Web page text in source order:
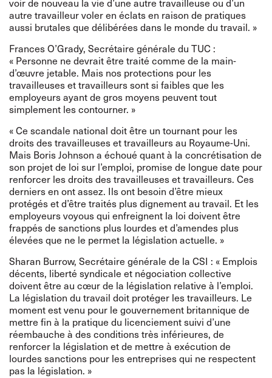
autre travailleur voler en éclats en raison de pratiques
aussi brutales que délibérées dans le monde du travail. »
Frances O’Grady, Secrétaire générale du TUC :
« Personne ne devrait être traité comme de la main-
d’œuvre jetable. Mais nos protections pour les
travailleuses et travailleurs sont si faibles que les
employeurs ayant de gros moyens peuvent tout
simplement les contourner. »
« Ce scandale national doit être un tournant pour les
droits des travailleuses et travailleurs au Royaume-Uni.
Mais Boris Johnson a échoué quant à la concrétisation de
son projet de loi sur l’emploi, promise de longue date pour
renforcer les droits des travailleuses et travailleurs. Ces
derniers en ont assez. Ils ont besoin d’être mieux
protégés et d’être traités plus dignement au travail. Et les
employeurs voyous qui enfreignent la loi doivent être
frappés de sanctions plus lourdes et d’amendes plus
élevées que ne le permet la législation actuelle. »
Sharan Burrow, Secrétaire générale de la CSI : « Emplois
décents, liberté syndicale et négociation collective
doivent être au cœur de la législation relative à l’emploi.
La législation du travail doit protéger les travailleurs. Le
moment est venu pour le gouvernement britannique de
mettre fin à la pratique du licenciement suivi d’une
réembauche à des conditions très inférieures, de
renforcer la législation et de mettre à exécution de
lourdes sanctions pour les entreprises qui ne respectent
pas la législation. »